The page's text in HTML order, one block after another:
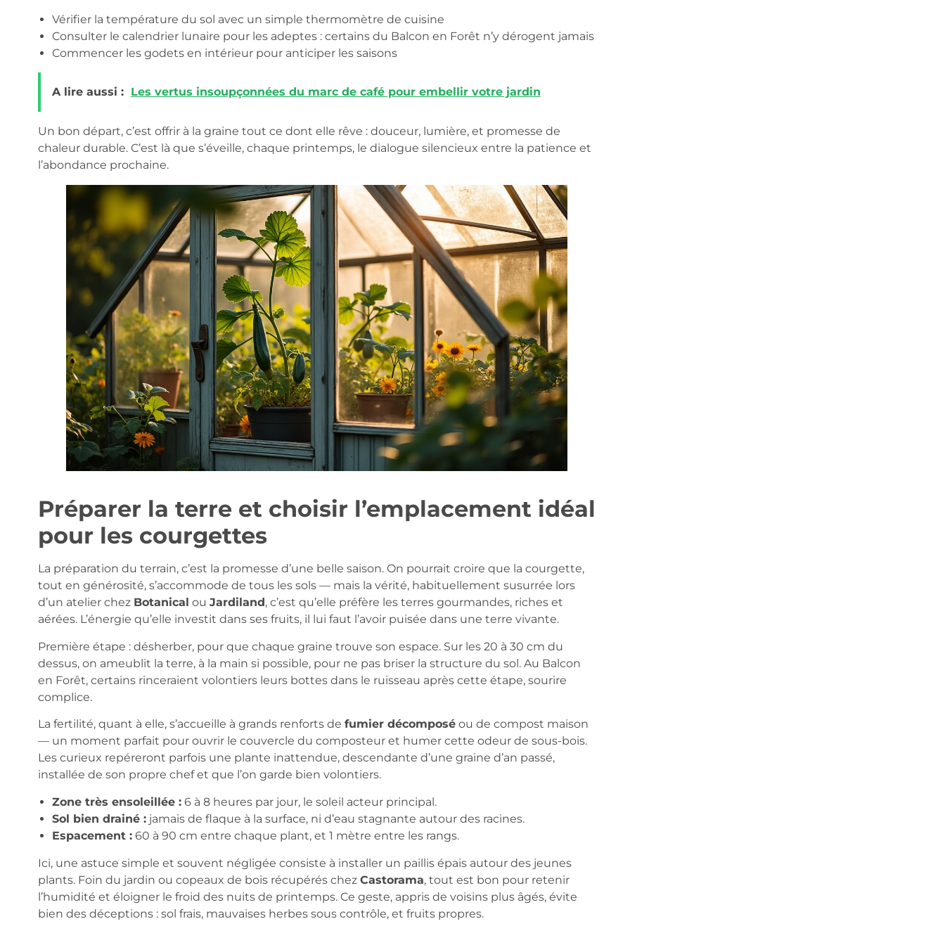
Vérifier la température du sol avec un simple thermomètre de cuisine
Consulter le calendrier lunaire pour les adeptes : certains du Balcon en Forêt n’y dérogent jamais
Commencer les godets en intérieur pour anticiper les saisons
A lire aussi : Les vertus insoupçonnées du marc de café pour embellir votre jardin
Un bon départ, c’est offrir à la graine tout ce dont elle rêve : douceur, lumière, et promesse de
chaleur durable. C’est là que s’éveille, chaque printemps, le dialogue silencieux entre la patience et
l’abondance prochaine.
Préparer la terre et choisir l’emplacement idéal
pour les courgettes
La préparation du terrain, c’est la promesse d’une belle saison. On pourrait croire que la courgette,
tout en générosité, s’accommode de tous les sols — mais la vérité, habituellement susurrée lors
d’un atelier chez Botanical ou Jardiland , c’est qu’elle préfère les terres gourmandes, riches et
aérées. L’énergie qu’elle investit dans ses fruits, il lui faut l’avoir puisée dans une terre vivante.
Première étape : désherber, pour que chaque graine trouve son espace. Sur les 20 à 30 cm du
dessus, on ameublit la terre, à la main si possible, pour ne pas briser la structure du sol. Au Balcon
en Forêt, certains rinceraient volontiers leurs bottes dans le ruisseau après cette étape, sourire
complice.
La fertilité, quant à elle, s’accueille à grands renforts de fumier décomposéou de compost maison
— un moment parfait pour ouvrir le couvercle du composteur et humer cette odeur de sous-bois.
Les curieux repéreront parfois une plante inattendue, descendante d’une graine d’an passé,
installée de son propre chef et que l’on garde bien volontiers.
Zone très ensoleillée :6 à 8 heures par jour, le soleil acteur principal.
Sol bien drainé :jamais de flaque à la surface, ni d’eau stagnante autour des racines.
Espacement :60 à 90 cm entre chaque plant, et 1 mètre entre les rangs.
Ici, une astuce simple et souvent négligée consiste à installer un paillis épais autour des jeunes
plants. Foin du jardin ou copeaux de bois récupérés chez Castorama, tout est bon pour retenir
l’humidité et éloigner le froid des nuits de printemps. Ce geste, appris de voisins plus âgés, évite
bien des déceptions : sol frais, mauvaises herbes sous contrôle, et fruits propres.